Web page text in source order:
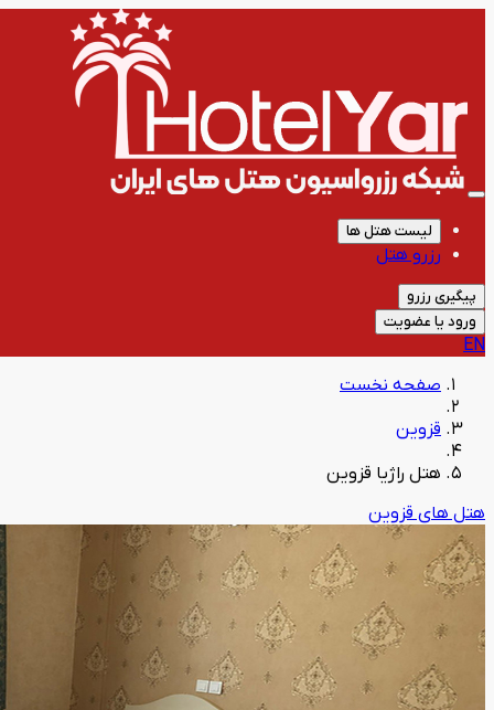
لیست هتل ها
رزرو هتل
پیگیری رزرو
ورود یا عضویت
EN
صفحه نخست
قزوین
هتل راژیا قزوین
هتل های قزوین